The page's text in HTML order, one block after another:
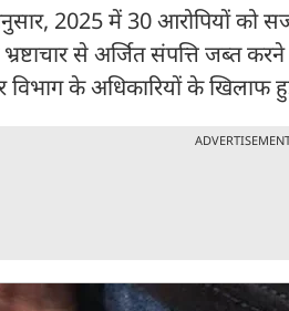
2025 में 30 आरोपियों को
से अर्जित संपत्ति जब्त करने
विभाग के अधिकारियों के खिलाफ